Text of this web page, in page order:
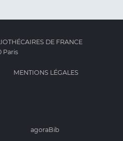
DE FRANCE
Paris
MENTIONS LÉGALES
agoraBib